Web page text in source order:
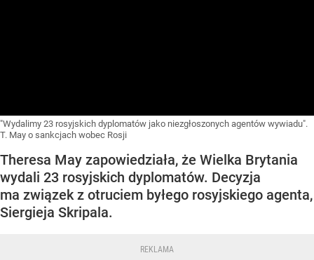
"Wydalimy 23 rosyjskich dyplomatów jako niezgłoszonych agentów wywiadu".
T. May o sankcjach wobec Rosji
Theresa May zapowiedziała, że Wielka Brytania
wydali 23 rosyjskich dyplomatów. Decyzja
ma związek z otruciem byłego rosyjskiego agenta,
Siergieja Skripala.